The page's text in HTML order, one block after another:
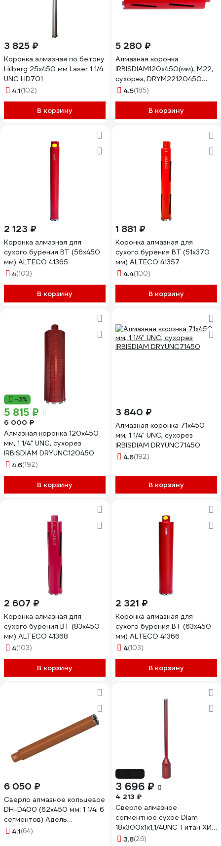
3 825 ₽
Коронка алмазная по бетону
Hilberg 25x450 мм Laser 1 1/4
UNC HD701
4.1(102)
В корзину
5 280 ₽
Алмазная коронка
IRBISDIAM120x450(мм), М22,
сухорез, DRYМ22120450
DRYm22120450
4.5(185)
В корзину
2 123 ₽
Коронка алмазная для
сухого бурения BT (56х450
мм) ALTECO 41365
4(103)
В корзину
1 881 ₽
Коронка алмазная для
сухого бурения BT (51х370
мм) ALTECO 41357
4.4(100)
В корзину
-3%
5 815 ₽
6 000 ₽
Алмазная коронка 120x450
мм, 1 1/4" UNC, сухорез
IRBISDIAM DRYUNC120450
4.6(192)
В корзину
3 840 ₽
Алмазная коронка 71x450
мм, 1 1/4" UNC, сухорез
IRBISDIAM DRYUNC71450
4.6(192)
В корзину
2 607 ₽
Коронка алмазная для
сухого бурения BT (83х450
мм) ALTECO 41368
4(103)
В корзину
2 321 ₽
Коронка алмазная для
сухого бурения BT (63х450
мм) ALTECO 41366
4(103)
В корзину
6 050 ₽
Сверло алмазное кольцевое
DH-D400 (62х450 мм; 1 1/4; 6
сегментов) Адель
ДУУ00005948
4.1(64)
3 696 ₽
4 213 ₽
Сверло алмазное
сегментное сухое Diam
18x300х1x1,1/4UNC Титан ХИТ
серия Экстра (арм. бетон)
3.8(26)